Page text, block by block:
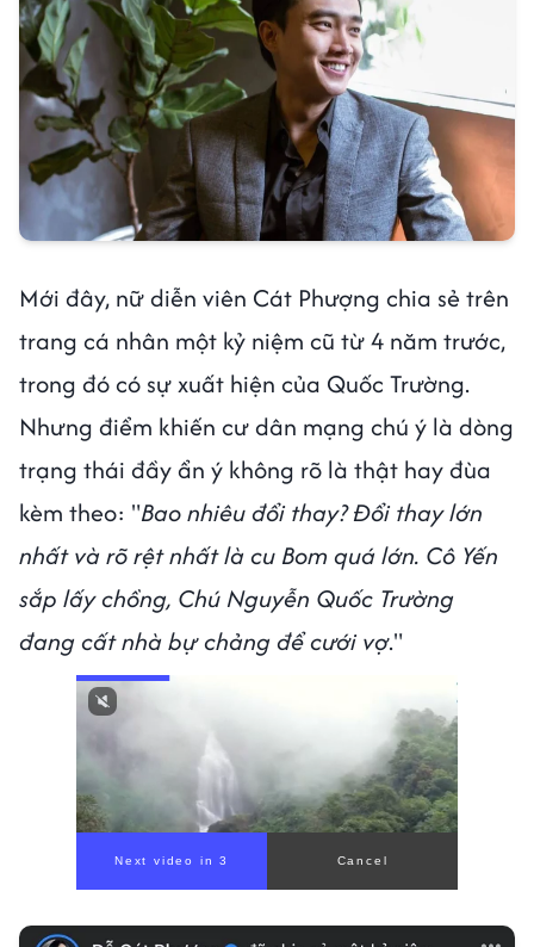
Mới đây, nữ diễn viên Cát Phượng chia sẻ trên
trang cá nhân một kỷ niệm cũ từ 4 năm trước,
trong đó có sự xuất hiện của Quốc Trường.
Nhưng điểm khiến cư dân mạng chú ý là dòng
trạng thái đầy ẩn ý không rõ là thật hay đùa
kèm theo: "Bao nhiêu đổi thay? Đổi thay lớn
nhất và rõ rệt nhất là cu Bom quá lớn. Cô Yến
sắp lấy chồng, Chú Nguyễn Quốc Trường
đang cất nhà bự chảng để cưới vợ."
Next video in 1 Cancel